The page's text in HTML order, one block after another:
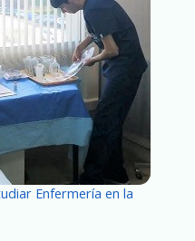
Enfermería en la